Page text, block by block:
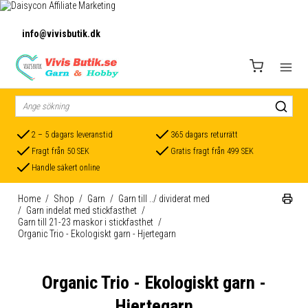
info@vivisbutik.dk
2 – 5 dagars leveranstid
365 dagars returrätt
Fragt från 50 SEK
Gratis fragt från 499 SEK
Handle säkert online
Home / Shop / Garn / Garn till ../ dividerat med
/ Garn indelat med stickfasthet /
Garn till 21-23 maskor i stickfasthet /
Organic Trio - Ekologiskt garn - Hjertegarn
Organic Trio - Ekologiskt garn -